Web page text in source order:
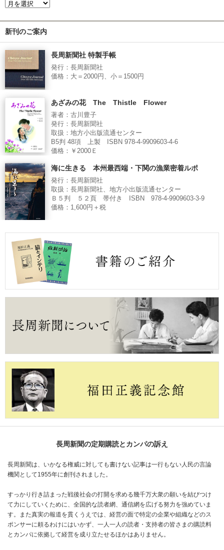
新刊のご案内
長周新聞社 特製手帳
発行：長周新聞社
価格：大＝2000円、小＝1500円
あざみの花 The Thistle Flower
著者：古川豊子
発行：長周新聞社
取扱：地方小出版流通センター
B5判 48項 上製 ISBN 978-4-9909603-4-6
価格：￥2000Ｅ
海に生きる 本州最西端・下関の漁業密着ルポ
発行：長周新聞社
取扱：長周新聞社、地方小出版流通センター
Ｂ５判 ５２頁 帯付き ISBN 978-4-9909603-3-9
価格：1,600円＋税
長周新聞の定期購読とカンパの訴え
長周新聞は、いかなる権威に対しても書けない記事は一行もない人民の言論
機関として1955年に創刊されました。
すっかり行き詰まった戦後社会の打開を求める幾千万大衆の願いを結びつけ
て力にしていくために、全国的な読者網、通信網を広げる努力を強めていま
す。また真実の報道を貫くうえでは、経営の面で特定の企業や組織などのス
ポンサーに頼るわけにはいかず、一人一人の読者・支持者の皆さまの購読料
とカンパに依拠して経営を成り立たせるほかはありません。